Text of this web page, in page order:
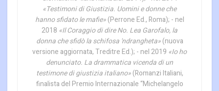
«Testimoni di Giustizia. Uomini e donne che
hanno sfidato le mafie»(Perrone Ed., Roma); - nel
2018 «Il Coraggio di dire No. Lea Garofalo, la
donna che sfidò la schifosa 'ndrangheta»(nuova
versione aggiornata, Treditre Ed.); - nel 2019 «Io ho
denunciato. La drammatica vicenda di un
testimone di giustizia italiano»(Romanzi Italiani,
finalista del Premio Internazionale “Michelangelo